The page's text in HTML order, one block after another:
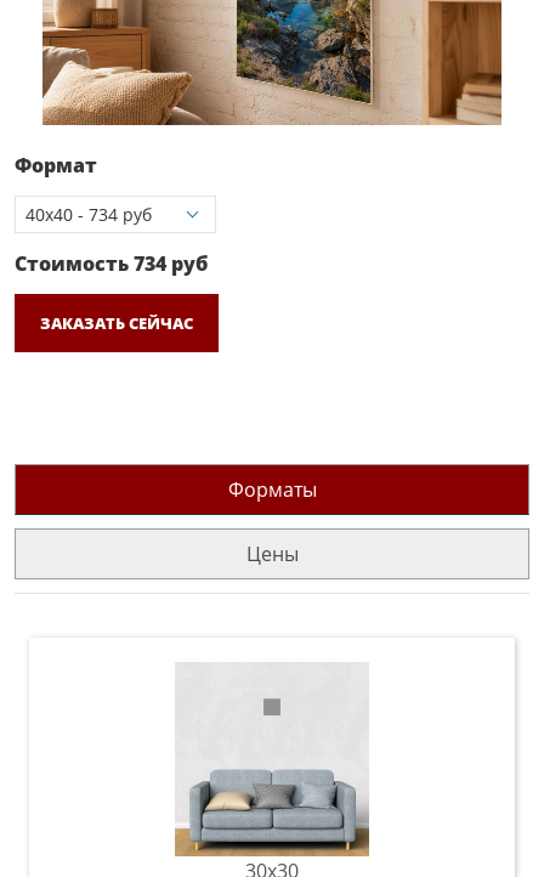
Формат
Стоимость734 руб
ЗАКАЗАТЬ СЕЙЧАС
Форматы
Цены
30x30